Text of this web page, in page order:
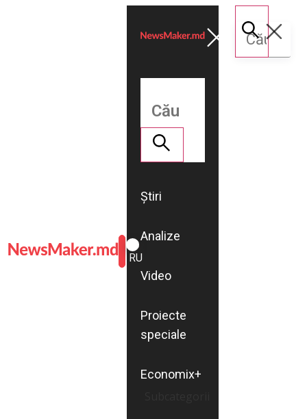
ROMÂNĂ
RU
Știri
Analize
Video
Proiecte
speciale
Economix+